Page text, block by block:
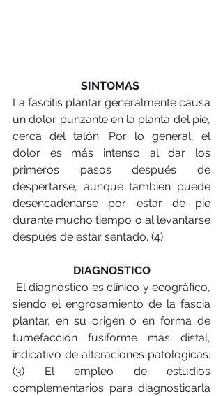
SINTOMAS
La fascitis plantar generalmente causa
un dolor punzante en la planta del pie,
cerca del talón. Por lo general, el
dolor es más intenso al dar los
primeros pasos después de
despertarse, aunque también puede
desencadenarse por estar de pie
durante mucho tiempo o al levantarse
después de estar sentado. (4)
DIAGNOSTICO
siendo el engrosamiento de la fascia
plantar, en su origen o en forma de
tumefacción fusiforme más distal,
indicativo de alteraciones patológicas.
(3) El empleo de estudios
complementarios para diagnosticarla